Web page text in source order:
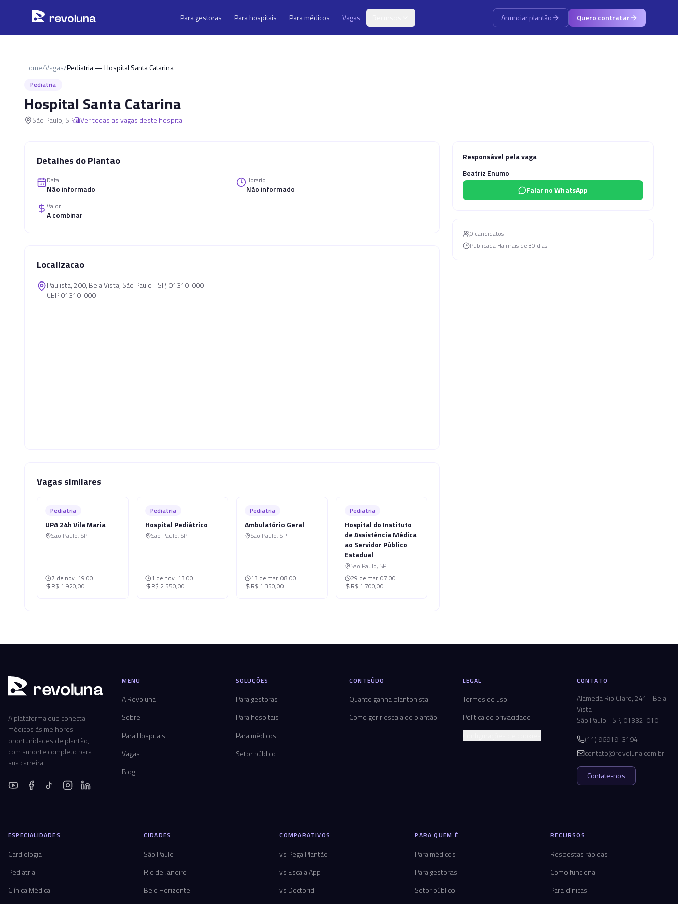
revoluna Para gestoras Para hospitais Para médicos Vagas Anunciar plantão Quero contratar
Home/Vagas/Pediatria — Hospital Santa Catarina
Pediatria
Hospital Santa Catarina
São Paulo, SP Ver todas as vagas deste hospital
Detalhes do Plantao
Data
Não informado
Horario
Não informado
Valor
A combinar
Localizacao
Paulista, 200, Bela Vista, São Paulo - SP, 01310-000
CEP 01310-000
Vagas similares
Pediatria
UPA 24h Vila Maria
São Paulo, SP
7 de nov. 19:00
R$ 1.920,00
Pediatria
Hospital Pediátrico
São Paulo, SP
1 de nov. 13:00
R$ 2.550,00
Pediatria
Ambulatório Geral
São Paulo, SP
13 de mar. 08:00
R$ 1.350,00
Pediatria
Hospital do Instituto
de Assistência Médica
ao Servidor Público
Estadual
São Paulo, SP
29 de mar. 07:00
R$ 1.700,00
Responsável pela vaga
Beatriz Enumo
Falar no WhatsApp
0 candidatos
Publicada Ha mais de 30 dias
revoluna
A plataforma que conecta
médicos às melhores
oportunidades de plantão,
com suporte completo para
sua carreira.
MENU
A Revoluna
Sobre
Para Hospitais
Vagas
Blog
SOLUÇÕES
Para gestoras
Para hospitais
Para médicos
Setor público
CONTEÚDO
Quanto ganha plantonista
Como gerir escala de plantão
LEGAL
Termos de uso
Política de privacidade
CONTATO
Alameda Rio Claro, 241 - Bela
Vista
São Paulo - SP, 01332-010
(11) 96919-3194
contato@revoluna.com.br
Contate-nos
ESPECIALIDADES
Cardiologia
Pediatria
Clínica Médica
CIDADES
São Paulo
Rio de Janeiro
Belo Horizonte
COMPARATIVOS
vs Pega Plantão
vs Escala App
vs Doctorid
PARA QUEM É
Para médicos
Para gestoras
Setor público
RECURSOS
Respostas rápidas
Como funciona
Para clínicas